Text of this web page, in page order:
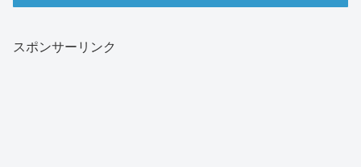
スポンサーリンク